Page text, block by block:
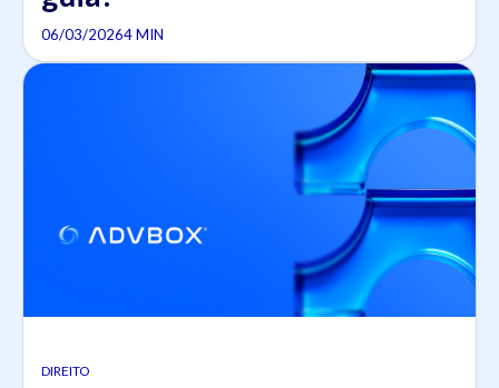
06/03/20264 MIN
DIREITO